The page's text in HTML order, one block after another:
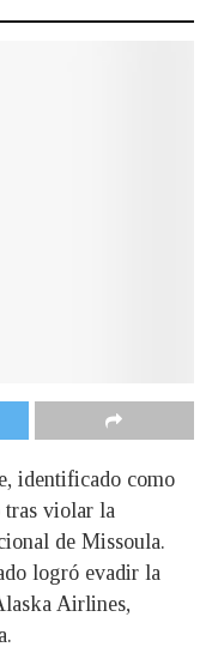
identificado como
tras violar la
de Missoula.
logró evadir la
Airlines,